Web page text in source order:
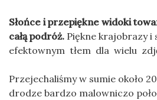
Słońce i przepiękne widoki
całą podróż. Piękne krajobrazy i
efektownym tłem dla wielu
Przejechaliśmy w sumie około
drodze bardzo malowniczo